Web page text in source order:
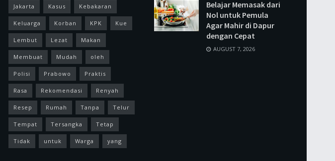
Jakarta Kasus Kebakaran
Keluarga Korban KPK Kue
Lembut Lezat Makan
Membuat Mudah oleh
Polisi Prabowo Praktis
Rasa Rekomendasi Renyah
Resep Rumah Tanpa Telur
Tempat Tersangka Tetap
Tidak untuk Warga yang
Belajar Memasak dari
Nol untuk Pemula
Agar Mahir di Dapur
dengan Cepat
AUGUST 7, 2026